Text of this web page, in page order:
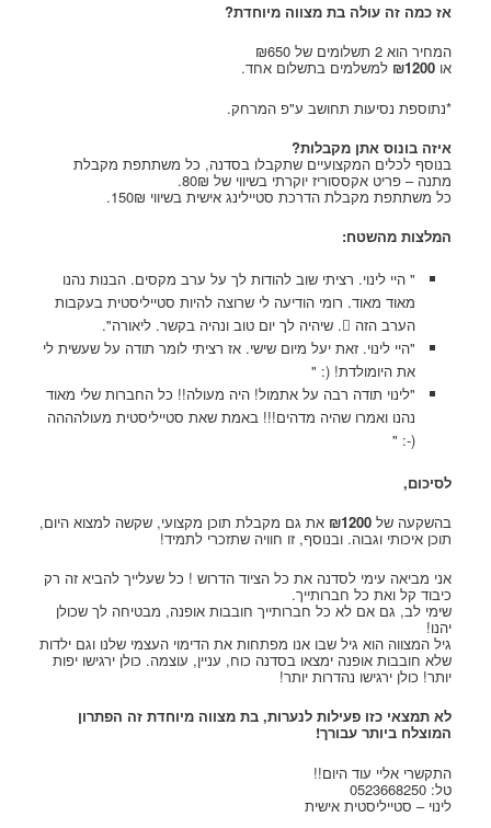
אז כמה זה עולה בת מצווה מיוחדת?
המחיר הוא 2 תשלומים של ₪650
₪1200
למשלמים בתשלום אחד.
*נתוספת נסיעות תחושב ע"פ המרחק.
איזה בונוס אתן מקבלות?
בנוסף לכלים המקצועיים שתקבלו בסדנה, כל משתתפת מקבלת
מתנה – פריט אקססוריז יוקרתי בשיווי של 80₪.
כל משתתפת מקבלת הדרכת סטיילינג אישית בשיווי 150₪.
המלצות מהשטח:
" היי לינוי. רציתי שוב להודות לך על ערב מקסים. הבנות נהנו
מאוד מאוד. רומי הודיעה לי שרוצה להיות סטייליסטית בעקבות
הערב הזה . שיהיה לך יום טוב ונהיה בקשר. ליאורה".
"היי לינוי. זאת יעל מיום שישי. אז רציתי לומר תודה על שעשית לי
את היומולדת! (: "
"לינוי תודה רבה על אתמול! היה מעולה!! כל החברות שלי מאוד
נהנו ואמרו שהיה מדהים!!! באמת שאת סטייליסטית מעולהההה
לסיכום,
בהשקעה של
₪1200 את גם מקבלת תוכן מקצועי, שקשה למצוא היום,
תוכן איכותי וגבוה. ובנוסף, זו חוויה שתזכרי לתמיד!
אני מביאה עימי לסדנה את כל הציוד הדרוש ! כל שעלייך להביא זה רק
כיבוד קל ואת כל חברותייך.
שימי לב, גם אם לא כל חברותייך חובבות אופנה, מבטיחה לך שכולן
גיל המצווה הוא גיל שבו אנו מפתחות את הדימוי העצמי שלנו וגם ילדות
שלא חובבות אופנה ימצאו בסדנה כוח, עניין, עוצמה. כולן ירגישו יפות
יותר! כולן ירגישו נהדרות יותר!
לא תמצאי כזו פעילות לנערות, בת מצווה מיוחדת זה הפתרון
המוצלח ביותר עבורך!
התקשרי אליי עוד היום!!
לינוי – סטייליסטית אישית